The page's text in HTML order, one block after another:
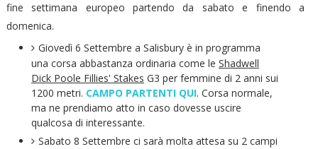
fine settimana europeo partendo da sabato e finendo a
domenica.
Giovedì 6 Settembre a Salisbury è in programma
una corsa abbastanza ordinaria come le Shadwell
Dick Poole Fillies' Stakes G3 per femmine di 2 anni sui
1200 metri. CAMPO PARTENTI QUI. Corsa normale,
ma ne prendiamo atto in caso dovesse uscire
qualcosa di interessante.
Sabato 8 Settembre ci sarà molta attesa su 2 campi